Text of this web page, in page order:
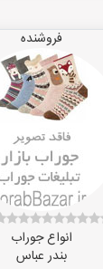
فروشنده
انواع جوراب
بندر عباس